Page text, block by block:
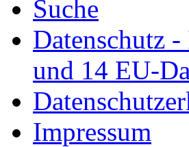
Suche
Datenschutz
und 14 EU-
Impressum